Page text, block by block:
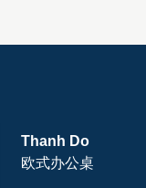
Thanh Do
欧式办公桌